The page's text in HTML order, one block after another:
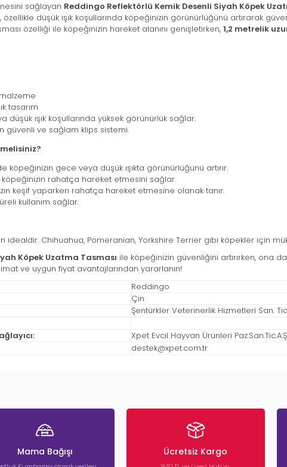
sağlayan Reddingo Reflektörlü Kemik Desenli Siyah Köpek
, özellikle düşük ışık koşullarında köpeğinizin görünürlüğünü artırarak
özelliği ile köpeğinizin hareket alanını genişletirken, 1,2 metrelik
tasarım
düşük ışık koşullarında yüksek görünürlük sağlar.
güvenli ve sağlam klips sistemi.
köpeğinizin gece veya düşük ışıkta görünürlüğünü artırır.
rahatça hareket etmesini sağlar.
keşif yaparken rahatça hareket etmesine olanak tanır.
kullanım sağlar.
idealdir. Chihuahua, Pomeranian, Yorkshire Terrier gibi köpekler için
Köpek Uzatma Tasması ile köpeğinizin güvenliğini artırırken, ona
ve uygun fiyat avantajlarından yararlanın!
Reddingo
Çin
Şentürkler Veterinerlik Hizmetleri San.
Xpet Evcil Hayvan Ürünleri
destek@xpet.com.tr
Mama Bağışı Ücretsiz Kargo